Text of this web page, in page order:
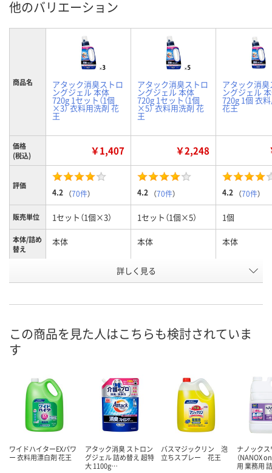
他のバリエーション
商品名 アタック消臭ストロ
ングジェル 本体
720g 1セット（1個
×3） 衣料用洗剤 花
王
アタック消臭ストロ
ングジェル 本体
720g 1セット（1個
×5） 衣料用洗剤 花
王
アタック消
ングジェル
720g 1個 衣
花王
価格
(税込)
￥1,407 ￥2,248
評価
4.2 （70件） 4.2 （70件） 4.2 （70件）
販売単位 1セット（1個×3） 1セット（1個×5） 1個
本体/詰め
替え
本体 本体 本体
720g
号
お届け日
数量
カゴへ
数量
カゴへ カ
詳しく見る
この商品を見た人はこちらも検討されていま
す
ワイドハイターEXパワ
ー 衣料用漂白剤 花王
アタック消臭 ストロン
グジェル 詰め替え 超特
大 1100g…
バスマジックリン 泡
立ちスプレー 花王
ナノック
（NANOX
用 業務用